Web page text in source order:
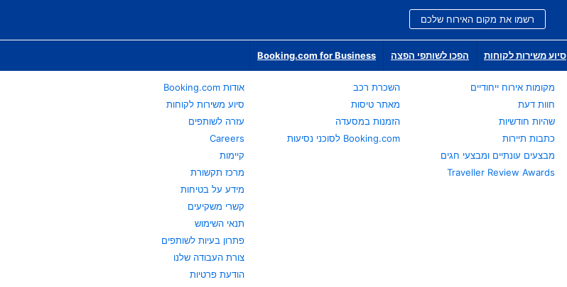
רשמו את מקום האירוח שלכם
סיוע משירות לקוחות הפכו לשותפי הפצה Booking.com for Business
מקומות אירוח ייחודיים
חוות דעת
שהיות חודשיות
כתבות תיירות
מבצעים עונתיים ומבצעי חגים
Traveller Review Awards
השכרת רכב
מאתר טיסות
הזמנות במסעדה
Booking.com לסוכני נסיעות
אודות Booking.com
סיוע משירות לקוחות
עזרה לשותפים
Careers
קיימות
מרכז תקשורת
מידע על בטיחות
קשרי משקיעים
תנאי השימוש
פתרון בעיות לשותפים
צורת העבודה שלנו
הודעת פרטיות